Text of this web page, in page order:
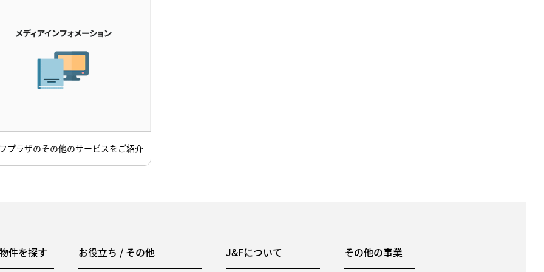
プラザのその他のサービスをご紹介
件を探す お役立ち / その他 J&Fについて その他の事業